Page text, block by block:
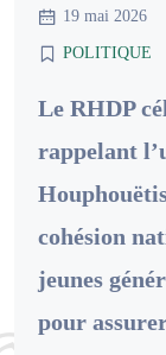
19 mai 2026
POLITIQUE
Le RHDP
rappelant
cohésion
jeunes
pour